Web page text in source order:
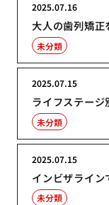
大人の歯列矯正
2025.07.16
未分類
ライフステー
2025.07.15
未分類
インビザライン
2025.07.15
未分類